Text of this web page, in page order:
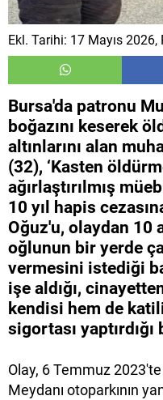
Ekl. Tarihi: 17 Mayıs
Bursa'da patronu
boğazını keserek
altınlarını alan
(32), ‘Kasten
ağırlaştırılmış
10 yıl hapis
Oğuz'u, olaydan 10
oğlunun bir yerde
vermesini istediği
işe aldığı,
kendisi hem de
sigortası
Olay, 6 Temmuz
Meydanı otoparkının